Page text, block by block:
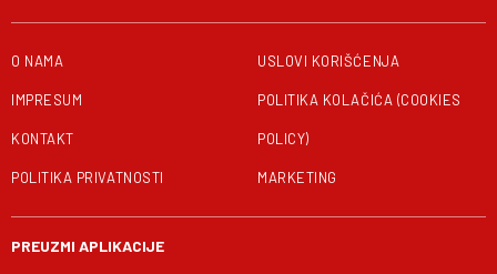
O NAMA
IMPRESUM
KONTAKT
POLITIKA PRIVATNOSTI
USLOVI KORIŠĆENJA
POLITIKA KOLAČIĆA (COOKIES
POLICY)
MARKETING
PREUZMI APLIKACIJE